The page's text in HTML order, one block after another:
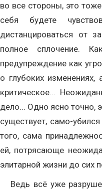
во все стороны, это
себя будете
дистанцироваться от
полное сплочение.
предупреждение как
о глубоких
критическое...
дело... Одно ясно точно,
существует, само-
того, сама
ей, потрясающе
элитарной жизни до сих
Ведь всё уже